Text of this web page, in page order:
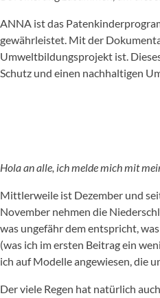
ANNA ist das
gewährleistet. Mit der
Umweltbildungsprojekt ist.
Schutz und einen nachhaltigen
Hola an alle, ich melde mich mit
Mittlerweile ist Dezember und
November nehmen die
was ungefähr dem entspricht,
(was ich im ersten Beitrag ein
ich auf Modelle angewiesen, die
Der viele Regen hat natürlich